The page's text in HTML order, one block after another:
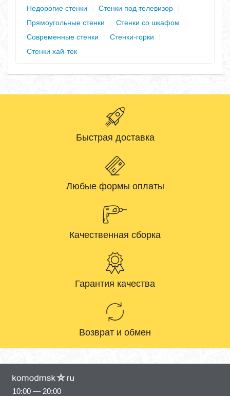
Недорогие стенки
Стенки под телевизор
Прямоугольные стенки
Стенки со шкафом
Современные стенки
Стенки-горки
Стенки хай-тек
Быстрая доставка
Любые формы оплаты
Качественная сборка
Гарантия качества
Возврат и обмен
10:00 — 20:00